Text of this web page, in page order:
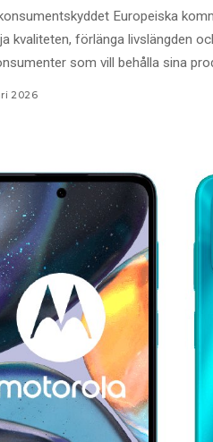
Europeiska
kvaliteten, förlänga livslängden
som vill behålla sina
2026